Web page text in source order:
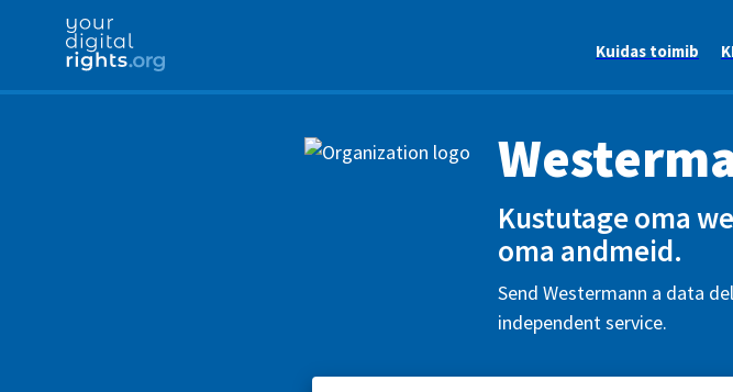
Kuidas toimib
Kustutage oma
oma andmeid.
Send Westermann a data
independent service.